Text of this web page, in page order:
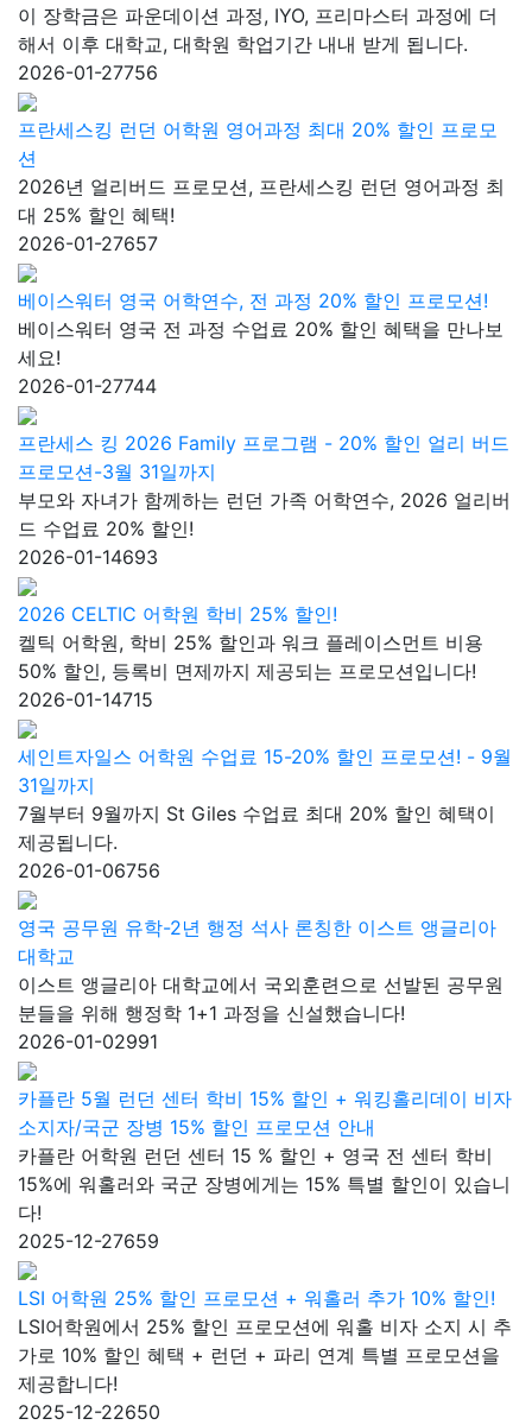
이 장학금은 파운데이션 과정, IYO, 프리마스터 과정에 더
해서 이후 대학교, 대학원 학업기간 내내 받게 됩니다.
2026-01-27756
프란세스킹 런던 어학원 영어과정 최대 20% 할인 프로모
션
2026년 얼리버드 프로모션, 프란세스킹 런던 영어과정 최
대 25% 할인 혜택!
2026-01-27657
베이스워터 영국 어학연수, 전 과정 20% 할인 프로모션!
베이스워터 영국 전 과정 수업료 20% 할인 혜택을 만나보
세요!
2026-01-27744
프란세스 킹 2026 Family 프로그램 - 20% 할인 얼리 버드
프로모션-3월 31일까지
부모와 자녀가 함께하는 런던 가족 어학연수, 2026 얼리버
드 수업료 20% 할인!
2026-01-14693
2026 CELTIC 어학원 학비 25% 할인!
켈틱 어학원, 학비 25% 할인과 워크 플레이스먼트 비용
50% 할인, 등록비 면제까지 제공되는 프로모션입니다!
2026-01-14715
세인트자일스 어학원 수업료 15-20% 할인 프로모션! - 9월
31일까지
7월부터 9월까지 St Giles 수업료 최대 20% 할인 혜택이
제공됩니다.
2026-01-06756
영국 공무원 유학-2년 행정 석사 론칭한 이스트 앵글리아
대학교
이스트 앵글리아 대학교에서 국외훈련으로 선발된 공무원
분들을 위해 행정학 1+1 과정을 신설했습니다!
2026-01-02991
카플란 5월 런던 센터 학비 15% 할인 + 워킹홀리데이 비자
소지자/국군 장병 15% 할인 프로모션 안내
카플란 어학원 런던 센터 15 % 할인 + 영국 전 센터 학비
15%에 워홀러와 국군 장병에게는 15% 특별 할인이 있습니
다!
2025-12-27659
LSI 어학원 25% 할인 프로모션 + 워홀러 추가 10% 할인!
LSI어학원에서 25% 할인 프로모션에 워홀 비자 소지 시 추
가로 10% 할인 혜택 + 런던 + 파리 연계 특별 프로모션을
제공합니다!
2025-12-22650